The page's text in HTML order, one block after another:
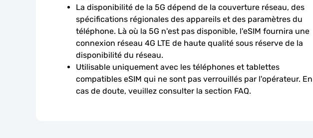
La disponibilité de la 5G dépend de la couverture réseau, des
spécifications régionales des appareils et des paramètres du
téléphone. Là où la 5G n'est pas disponible, l'eSIM fournira une
connexion réseau 4G LTE de haute qualité sous réserve de la
disponibilité du réseau.
Utilisable uniquement avec les téléphones et tablettes
compatibles eSIM qui ne sont pas verrouillés par l'opérateur. En
cas de doute, veuillez consulter la section FAQ.